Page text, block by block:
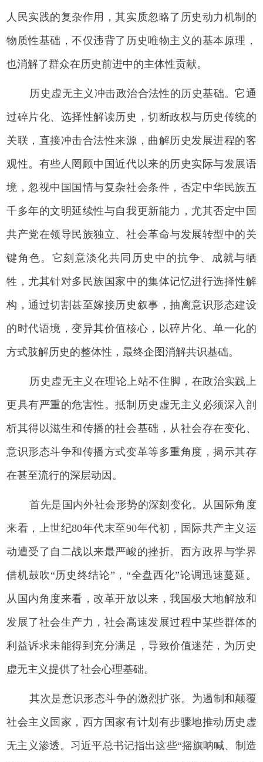
人民实践的复杂作用，其实质忽略了历史动力机制的
物质性基础，不仅违背了历史唯物主义的基本原理，
也消解了群众在历史前进中的主体性贡献。
历史虚无主义冲击政治合法性的历史基础。它通
过碎片化、选择性解读历史，切断政权与历史传统的
关联，直接冲击合法性来源，曲解历史发展进程的客
观性。有些人罔顾中国近代以来的历史实际与发展语
境，忽视中国国情与复杂社会条件，否定中华民族五
千多年的文明延续性与自我更新能力，尤其否定中国
共产党在领导民族独立、社会革命与发展转型中的关
键角色。它刻意淡化共同历史中的抗争、成就与牺
牲，尤其针对多民族国家中的集体记忆进行选择性解
构，通过切割甚至嫁接历史叙事，抽离意识形态建设
的时代语境，变异其价值核心，以碎片化、单一化的
方式肢解历史的整体性，最终企图消解共识基础。
历史虚无主义在理论上站不住脚，在政治实践上
更具有严重的危害性。抵制历史虚无主义必须深入剖
析其得以滋生和传播的社会基础，从社会存在变化、
意识形态斗争和传播方式变革等多重角度，揭示其存
在甚至流行的深层动因。
首先是国内外社会形势的深刻变化。从国际角度
来看，上世纪80年代末至90年代初，国际共产主义运
动遭受了自二战以来最严峻的挫折。西方政界与学界
借机鼓吹“历史终结论”，“全盘西化”论调迅速蔓延。
从国内角度来看，改革开放以来，我国极大地解放和
发展了社会生产力，社会高速发展过程中某些群体的
利益诉求未能得到充分满足，导致价值迷茫，为历史
虚无主义提供了社会心理基础。
其次是意识形态斗争的激烈扩张。为遏制和颠覆
社会主义国家，西方国家有计划有步骤地推动历史虚
无主义渗透。习近平总书记指出这些“摇旗呐喊、制造